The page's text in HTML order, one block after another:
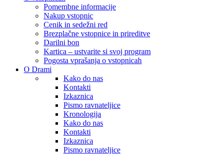
Pomembne informacije
Nakup vstopnic
Cenik in sedežni red
Brezplačne vstopnice in prireditve
Darilni bon
Kartica – ustvarite si svoj program
Pogosta vprašanja o vstopnicah
O Drami
Kako do nas
Kontakti
Izkaznica
Pismo ravnateljice
Kronologija
Kako do nas
Kontakti
Izkaznica
Pismo ravnateljice